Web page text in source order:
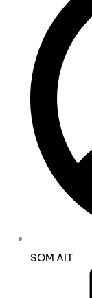
SOM AIT